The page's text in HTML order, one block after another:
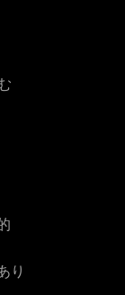
り